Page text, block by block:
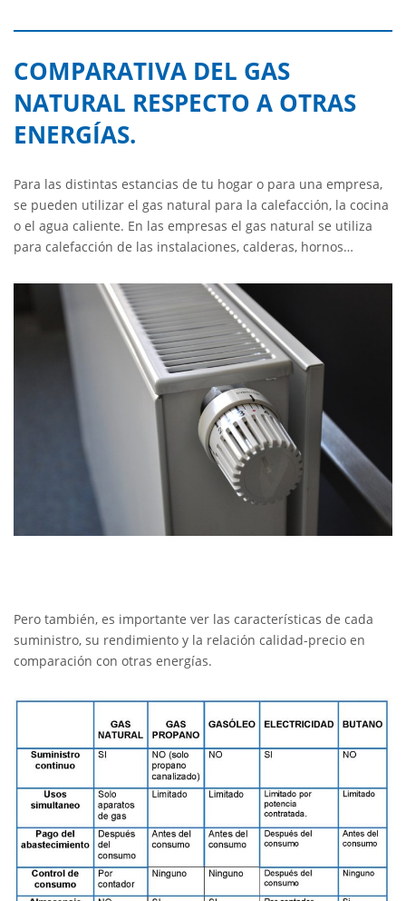
COMPARATIVA DEL GAS
NATURAL RESPECTO A OTRAS
ENERGÍAS.
Para las distintas estancias de tu hogar o para una empresa,
se pueden utilizar el gas natural para la calefacción, la cocina
o el agua caliente. En las empresas el gas natural se utiliza
para calefacción de las instalaciones, calderas, hornos…
Pero también, es importante ver las características de cada
suministro, su rendimiento y la relación calidad-precio en
comparación con otras energías.